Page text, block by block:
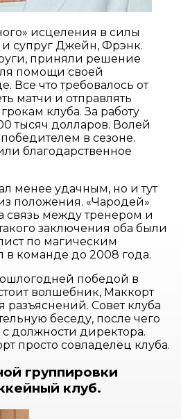
исцеления в силы
супруг Джейн, Фрэнк.
приняли решение
помощи своей
Все что требовалось от
матчи и отправлять
клуба. За работу
тысяч долларов. Волей
в сезоне.
благодарственное
менее удачным, но и тут
положения. «Чародей»
связь между тренером и
заключения оба были
по магическим
в команде до 2008 года.
победой в
волшебник, Маккорт
Совет клуба
беседу, после чего
должности директора.
просто совладелец клуба.
группировки
клуб.